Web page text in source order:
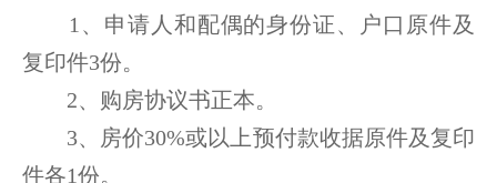
1、申请人和配偶的身份证、户口原件及
复印件3份。
2、购房协议书正本。
3、房价30%或以上预付款收据原件及复印
件各1份。